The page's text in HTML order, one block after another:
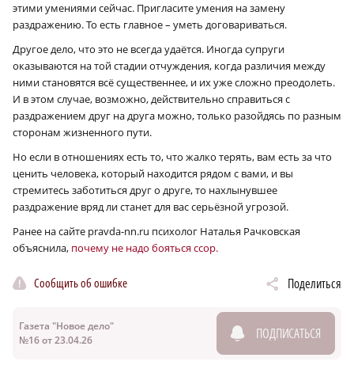
этими умениями сейчас. Пригласите умения на замену
раздражению. То есть главное – уметь договариваться.
Другое дело, что это не всегда удаётся. Иногда супруги
оказываются на той стадии отчуждения, когда различия между
ними становятся всё существеннее, и их уже сложно преодолеть.
И в этом случае, возможно, действительно справиться с
раздражением друг на друга можно, только разойдясь по разным
сторонам жизненного пути.
Но если в отношениях есть то, что жалко терять, вам есть за что
ценить человека, который находится рядом с вами, и вы
стремитесь заботиться друг о друге, то нахлынувшее
раздражение вряд ли станет для вас серьёзной угрозой.
Ранее на сайте pravda-nn.ru психолог Наталья Рачковская
объяснила, почему не надо бояться ссор.
Сообщить об ошибке Поделиться
Газета "Новое дело"
№16 от 23.04.26
ПОДПИСАТЬСЯ